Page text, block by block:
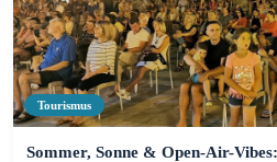
Tourismus
Sommer, Sonne & Open-Air-